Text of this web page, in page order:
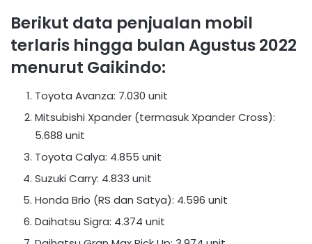
Berikut data penjualan mobil
terlaris hingga bulan Agustus 2022
menurut Gaikindo:
Toyota Avanza: 7.030 unit
Mitsubishi Xpander (termasuk Xpander Cross):
5.688 unit
Toyota Calya: 4.855 unit
Suzuki Carry: 4.833 unit
Honda Brio (RS dan Satya): 4.596 unit
Daihatsu Sigra: 4.374 unit